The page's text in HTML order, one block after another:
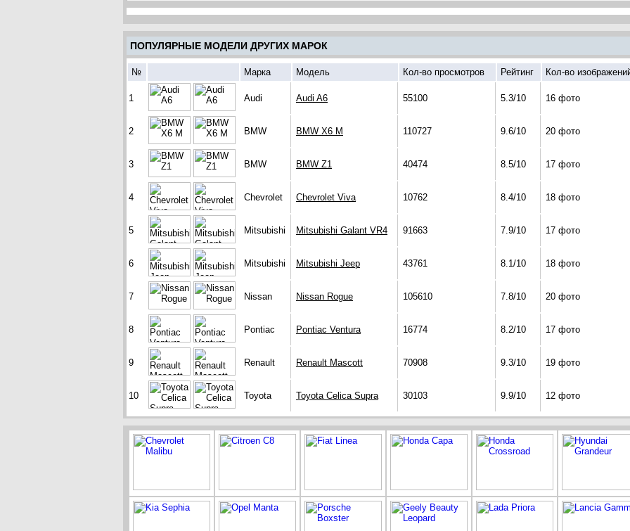
ПОПУЛЯРНЫЕ МОДЕЛИ ДРУГИХ МАРОК
№ Марка Модель Кол-во просмотров Рейтинг Кол-во
1 Audi Audi A6 55100 5.3/10 16 фото
2 BMW BMW X6 M 110727 9.6/10 20 фото
3 BMW BMW Z1 40474 8.5/10 17 фото
4 Chevrolet Chevrolet Viva 10762 8.4/10 18 фото
5 Mitsubishi Mitsubishi Galant VR4 91663 7.9/10 17 фото
6 Mitsubishi Mitsubishi Jeep 43761 8.1/10 18 фото
7 Nissan Nissan Rogue 105610 7.8/10 20 фото
8 Pontiac Pontiac Ventura 16774 8.2/10 17 фото
9 Renault Renault Mascott 70908 9.3/10 19 фото
10 Toyota Toyota Celica Supra 30103 9.9/10 12 фото